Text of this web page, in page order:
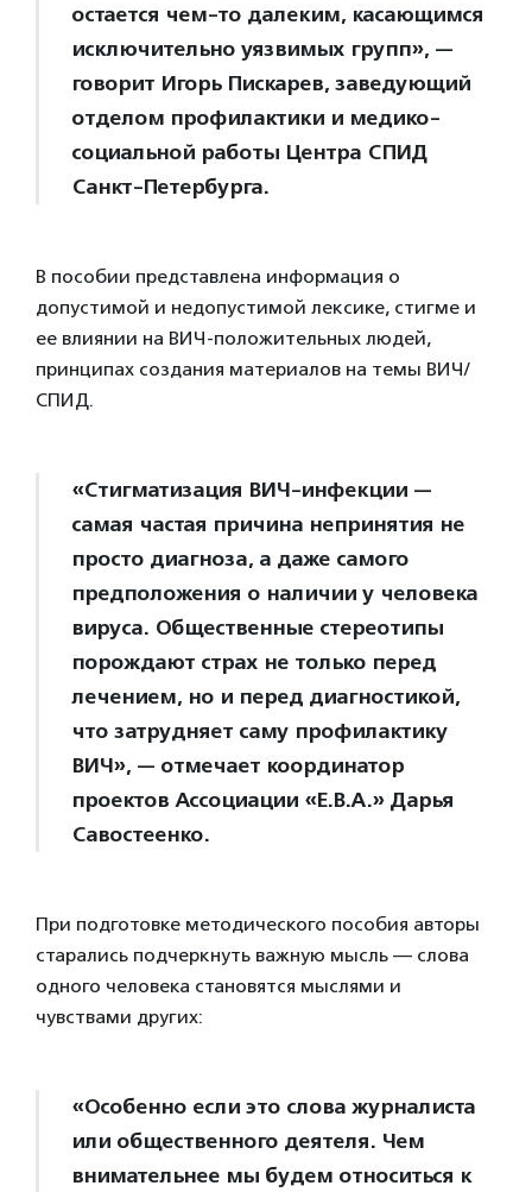
остается чем-то далеким, касающимся
исключительно уязвимых групп», —
говорит Игорь Пискарев, заведующий
отделом профилактики и медико-
социальной работы Центра СПИД
Санкт-Петербурга.
В пособии представлена информация о
допустимой и недопустимой лексике, стигме и
ее влиянии на ВИЧ-положительных людей,
принципах создания материалов на темы ВИЧ/
СПИД.
«Стигматизация ВИЧ-инфекции —
самая частая причина непринятия не
просто диагноза, а даже самого
предположения о наличии у человека
вируса. Общественные стереотипы
порождают страх не только перед
лечением, но и перед диагностикой,
что затрудняет саму профилактику
ВИЧ», — отмечает координатор
проектов Ассоциации «Е.В.А.» Дарья
Савостеенко.
При подготовке методического пособия авторы
старались подчеркнуть важную мысль — слова
одного человека становятся мыслями и
чувствами других:
«Особенно если это слова журналиста
или общественного деятеля. Чем
внимательнее мы будем относиться к